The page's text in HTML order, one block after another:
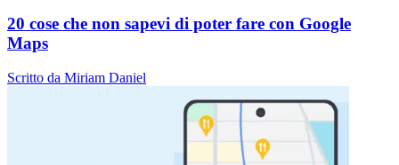
20 cose che non sapevi di poter fare con Google
Maps
Scritto da Miriam Daniel